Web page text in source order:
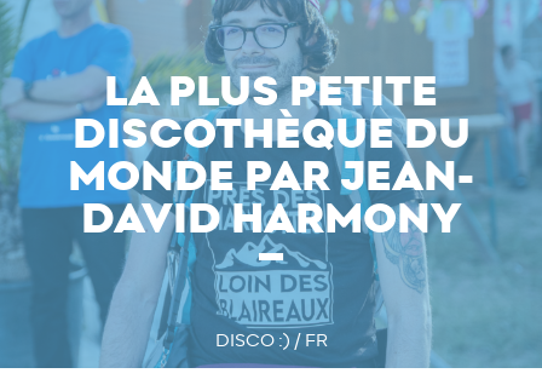
LA PLUS PETITE
DISCOTHÈQUE DU
MONDE PAR JEAN-
DAVID HARMONY
DISCO :) / FR